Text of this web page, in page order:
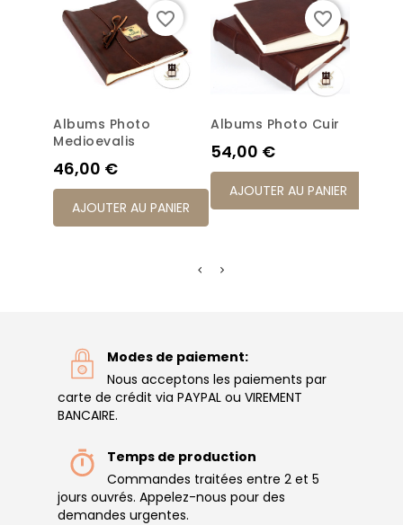
Albums Photo
Medioevalis
Prix
46,00 €
AJOUTER AU PANIER
favorite_border
Albums Photo Cuir
Prix
54,00 €
AJOUTER AU PANIER
favorite_border
Modes de paiement:
Nous acceptons les paiements par
carte de crédit via PAYPAL ou VIREMENT
BANCAIRE.
Temps de production
Commandes traitées entre 2 et 5
jours ouvrés. Appelez-nous pour des
demandes urgentes.